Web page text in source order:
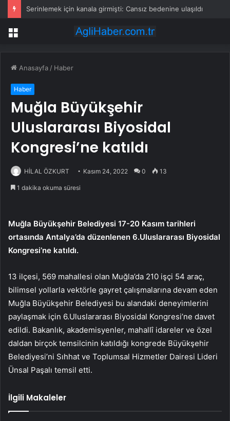
Serinlemek için kanala girmişti: Cansız bedenine ulaşıldı
Menü
Anasayfa / Haber
Haber
Muğla Büyükşehir
Uluslararası Biyosidal
Kongresi’ne katıldı
HİLAL ÖZKURT Kasım 24, 2022 0 13
1 dakika okuma süresi
Muğla Büyükşehir Belediyesi 17-20 Kasım tarihleri
ortasında Antalya’da düzenlenen 6.Uluslararası Biyosidal
Kongresi’ne katıldı.
13 ilçesi, 569 mahallesi olan Muğla’da 210 işçi 54 araç,
bilimsel yollarla vektörle gayret çalışmalarına devam eden
Muğla Büyükşehir Belediyesi bu alandaki deneyimlerini
paylaşmak için 6.Uluslararası Biyosidal Kongresi’ne davet
edildi. Bakanlık, akademisyenler, mahallî idareler ve özel
daldan birçok temsilcinin katıldığı kongrede Büyükşehir
Belediyesi’ni Sıhhat ve Toplumsal Hizmetler Dairesi Lideri
Ünsal Paşalı temsil etti.
İlgili Makaleler